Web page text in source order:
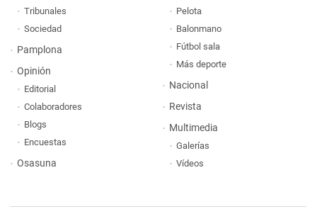
Tribunales
Sociedad
Pamplona
Opinión
Editorial
Colaboradores
Blogs
Encuestas
Osasuna
Pelota
Balonmano
Fútbol sala
Más deporte
Nacional
Revista
Multimedia
Galerías
Vídeos